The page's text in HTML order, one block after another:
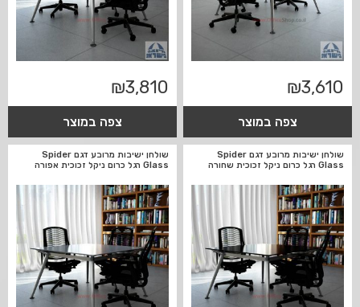
₪3,610
צפה במוצר
₪3,810
צפה במוצר
שולחן ישיבות מרובע דגם Spider
Glass רגל כרום ניקל זכוכית שחורה
שולחן ישיבות מרובע דגם Spider
Glass רגל כרום ניקל זכוכית אפורה